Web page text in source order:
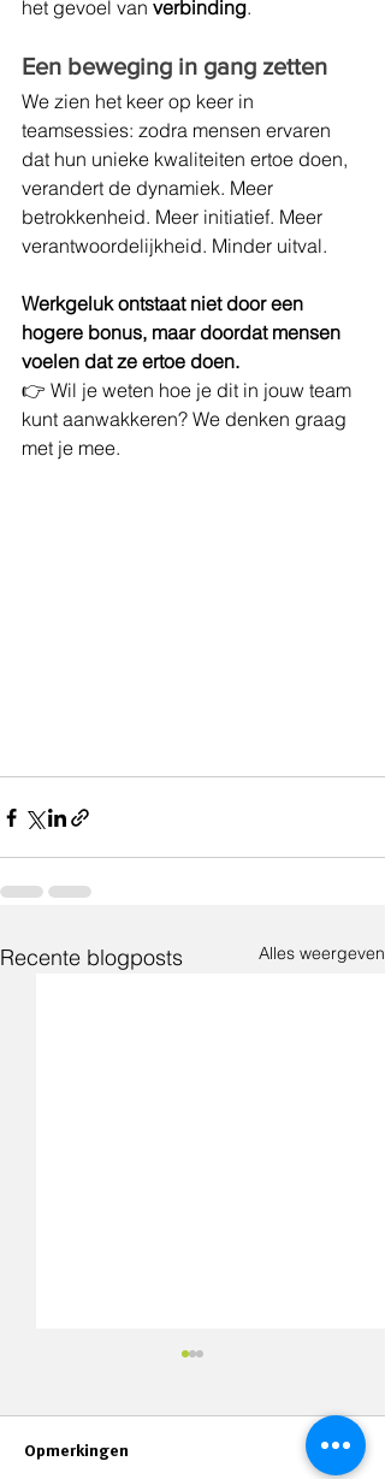
het gevoel van verbinding.
Een beweging in gang zetten
We zien het keer op keer in
teamsessies: zodra mensen ervaren
dat hun unieke kwaliteiten ertoe doen,
verandert de dynamiek. Meer
betrokkenheid. Meer initiatief. Meer
verantwoordelijkheid. Minder uitval.
Werkgeluk ontstaat niet door een
hogere bonus, maar doordat mensen
voelen dat ze ertoe doen.
👉 Wil je weten hoe je dit in jouw team
kunt aanwakkeren? We denken graag
met je mee.
Recente blogposts Alles weergeven
Opmerkingen